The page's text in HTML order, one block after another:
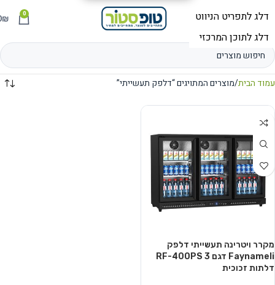
תפריט 0
₪
עמוד הבית מוצרים המתויגים “דלפק תעשייתי”
מקרר ויטרינה תעשייתי דלפק
Faynameli דגם RF-400PS 3
דלתות זכוכית